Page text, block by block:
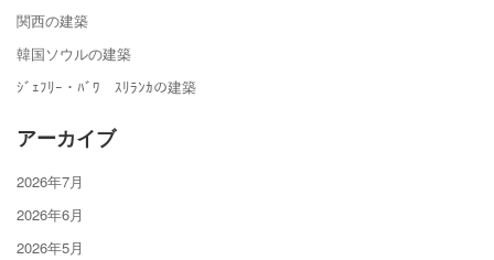
関西の建築
韓国ソウルの建築
ｼﾞｪﾌﾘｰ・ﾊﾞﾜ ｽﾘﾗﾝｶの建築
アーカイブ
2026年7月
2026年6月
2026年5月